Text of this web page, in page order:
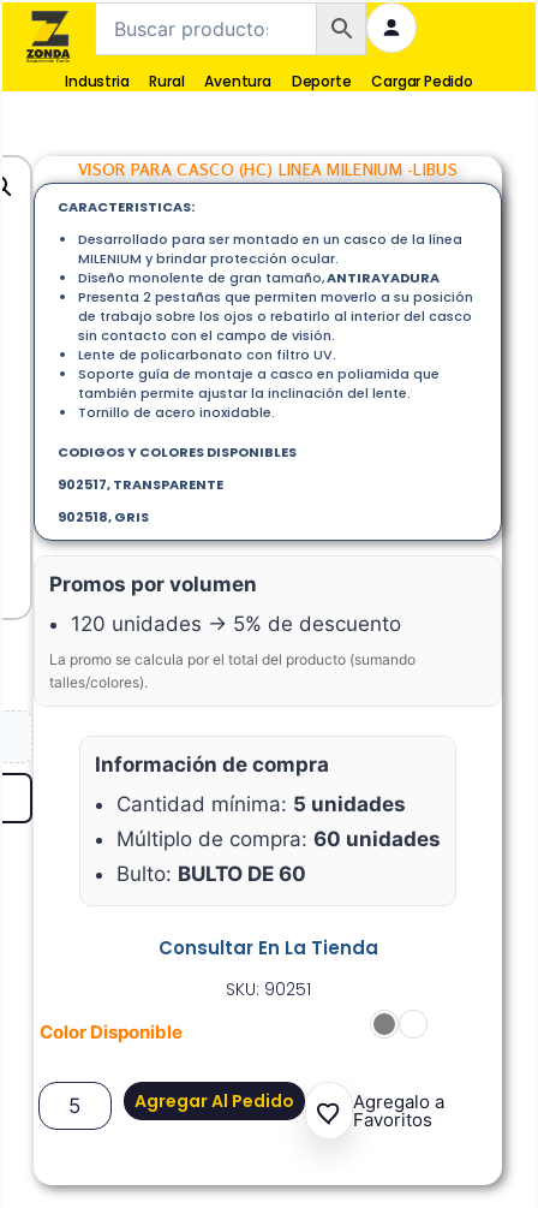
Industria Rural Aventura Deporte Cargar Pedido
VISOR PARA CASCO (HC) LINEA MILENIUM -LIBUS
Consultar En La Tienda
CARACTERISTICAS:
Desarrollado para ser montado en un casco de la línea
MILENIUM y brindar protección ocular.
Diseño monolente de gran tamaño,ANTIRAYADURA
Presenta 2 pestañas que permiten moverlo a su posición
de trabajo sobre los ojos o rebatirlo al interior del casco
sin contacto con el campo de visión.
Lente de policarbonato con filtro UV.
Soporte guía de montaje a casco en poliamida que
también permite ajustar la inclinación del lente.
Tornillo de acero inoxidable.
CODIGOS Y COLORES DISPONIBLES
902517, TRANSPARENTE
902518, GRIS
SKU: 90251
Color Disponible
Agregar Al Pedido Agregalo a
Favoritos
Promos por volumen
120 unidades → 5% de descuento
La promo se calcula por el total del producto (sumando
talles/colores).
Información de compra
Cantidad mínima: 5 unidades
Múltiplo de compra: 60 unidades
Bulto: BULTO DE 60